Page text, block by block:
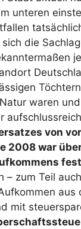
unteren
die
waren
von
2008 war
zum Teil
mit